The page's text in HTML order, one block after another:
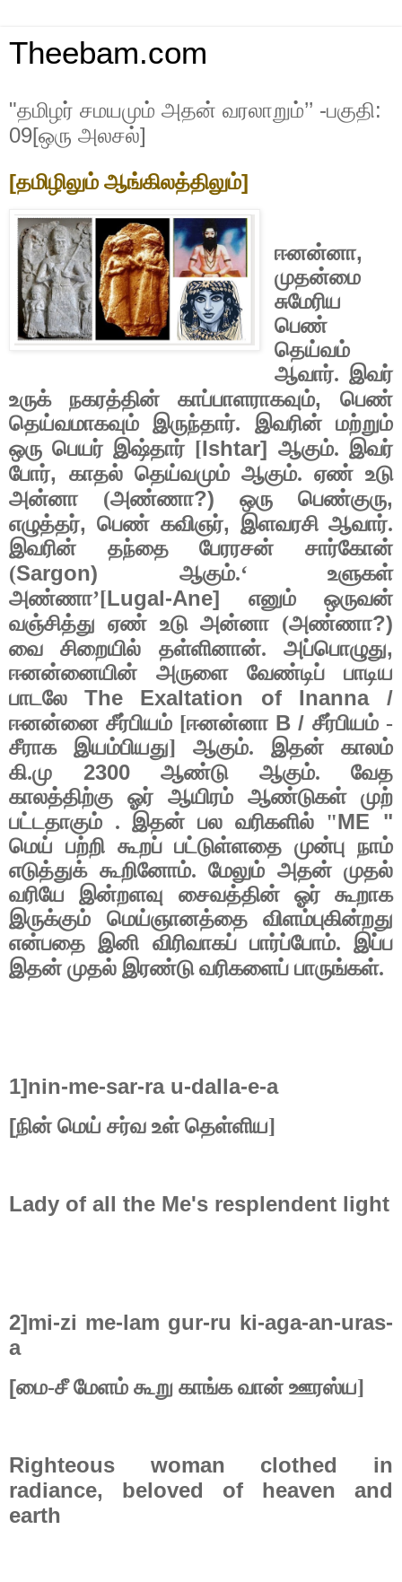
Theebam.com
"தமிழர் சமயமும் அதன் வரலாறும்’’ -பகுதி:
09[ஒரு அலசல்]
[தமிழிலும் ஆங்கிலத்திலும்]
ஈனன்னா,
முதன்மை
சுமேரிய
பெண்
தெய்வம்
ஆவார். இவர்
உருக் நகரத்தின் காப்பாளராகவும், பெண்
தெய்வமாகவும் இருந்தார். இவரின் மற்றும்
ஒரு பெயர் இஷ்தார் [Ishtar] ஆகும். இவர்
போர், காதல் தெய்வமும் ஆகும். ஏண் உடு
அன்னா (அண்ணா?)ஒரு பெண்குரு,
எழுத்தர்,பெண் கவிஞர், இளவரசி ஆவார்.
இவரின் தந்தை பேரரசன் சார்கோன்
(Sargon) ஆகும்.‘ உளுகள்
அண்ணா’[Lugal-Ane] எனும் ஒருவன்
வஞ்சித்து ஏண் உடு அன்னா (அண்ணா?)
வை சிறையில் தள்ளினான். அப்பொழுது,
ஈனன்னையின் அருளை வேண்டிப் பாடிய
பாடலே The Exaltation of Inanna /
ஈனன்னை சீர்பியம் [ஈனன்னா B / சீர்பியம் -
சீராக இயம்பியது] ஆகும். இதன் காலம்
கி.மு 2300ஆண்டு ஆகும். வேத
காலத்திற்கு ஓர் ஆயிரம் ஆண்டுகள் முற்
பட்டதாகும் . இதன் பல வரிகளில் "ME "
மெய் பற்றி கூறப் பட்டுள்ளதை முன்பு நாம்
எடுத்துக் கூறினோம். மேலும் அதன் முதல்
வரியே இன்றளவு சைவத்தின் ஓர் கூறாக
இருக்கும் மெய்ஞானத்தை விளம்புகின்றது
என்பதை இனி விரிவாகப் பார்ப்போம். இப்ப
இதன் முதல் இரண்டு வரிகளைப் பாருங்கள்.
1]nin-me-sar-ra u-dalla-e-a
[நின் மெய் சர்வ உள் தெள்ளிய]
Lady of all the Me's resplendent light
2]mi-zi me-lam gur-ru ki-aga-an-uras-
a
[மை-சீ மேளம் கூறு காங்க வான் ஊரஸ்ய]
Righteous woman clothed in
radiance, beloved of heaven and
earth